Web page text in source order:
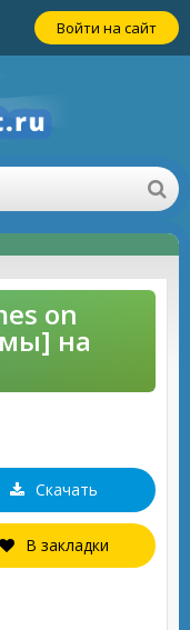
Войти на сайт
on
на
Скачать
В закладки